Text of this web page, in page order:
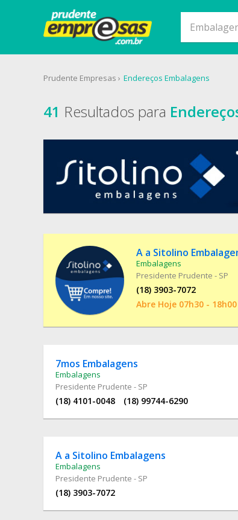
Prudente Empresas Endereços Embalagens
41 Resultados para
A a Sitolino
Embalagens
Presidente Prudente - SP
(18) 3903-7072
Abre Hoje 07h30 - 18h00
7mos Embalagens
Embalagens
Presidente Prudente - SP
(18) 4101-0048 (18) 99744-6290
A a Sitolino Embalagens
Embalagens
Presidente Prudente - SP
(18) 3903-7072